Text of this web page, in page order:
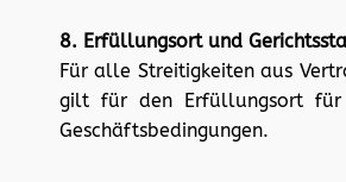
8. Erfüllungsort und
Für alle Streitigkeiten aus
gilt für den Erfüllungsort für
Geschäftsbedingungen.